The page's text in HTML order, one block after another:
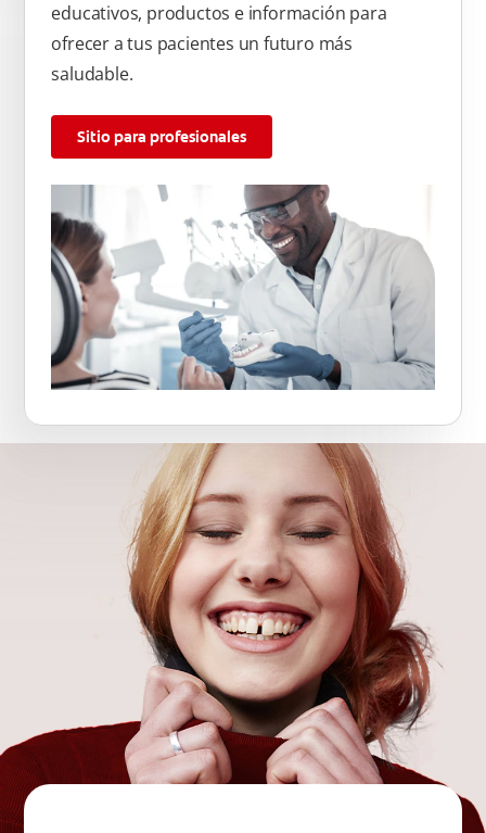
educativos, productos e información para
ofrecer a tus pacientes un futuro más
saludable.
Sitio para profesionales